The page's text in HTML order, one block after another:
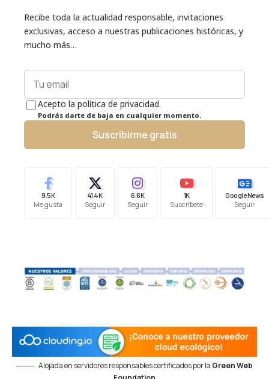
Recibe toda la actualidad responsable, invitaciones
exclusivas, acceso a nuestras publicaciones históricas, y
mucho más…
Acepto la política de privacidad.
Podrás darte de baja en cualquier momento.
Suscribirme gratis
9.5K
Me gusta
41.4K
Seguir
6.6K
Seguir
1K
Suscríbete
Google News
Seguir
Alojada en servidores responsables certificados por la Green Web